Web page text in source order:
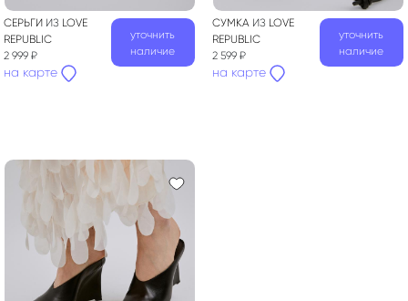
СЕРЬГИ ИЗ LOVE
REPUBLIC
2 999 ₽
на карте
уточнить
наличие
СУМКА ИЗ LOVE
REPUBLIC
2 599 ₽
на карте
уточнить
наличие